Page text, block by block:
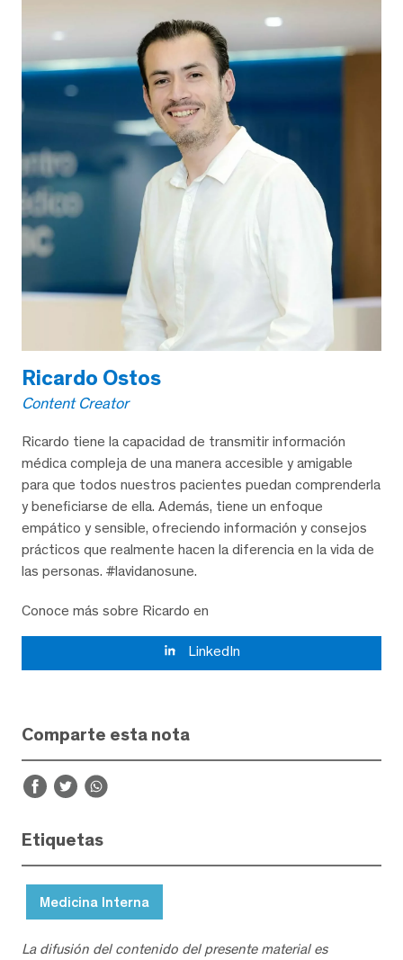
Ricardo Ostos
Content Creator
Ricardo tiene la capacidad de transmitir información
médica compleja de una manera accesible y amigable
para que todos nuestros pacientes puedan comprenderla
y beneficiarse de ella. Además, tiene un enfoque
empático y sensible, ofreciendo información y consejos
prácticos que realmente hacen la diferencia en la vida de
las personas. #lavidanosune.
Conoce más sobre Ricardo en
LinkedIn
Comparte esta nota
Etiquetas
Medicina Interna
La difusión del contenido del presente material es